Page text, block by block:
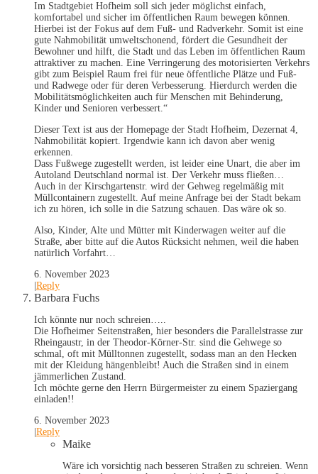
Im Stadtgebiet Hofheim soll sich jeder möglichst einfach,
komfortabel und sicher im öffentlichen Raum bewegen können.
Hierbei ist der Fokus auf dem Fuß- und Radverkehr. Somit ist eine
gute Nahmobilität umweltschonend, fördert die Gesundheit der
Bewohner und hilft, die Stadt und das Leben im öffentlichen Raum
attraktiver zu machen. Eine Verringerung des motorisierten Verkehrs
gibt zum Beispiel Raum frei für neue öffentliche Plätze und Fuß-
und Radwege oder für deren Verbesserung. Hierdurch werden die
Mobilitätsmöglichkeiten auch für Menschen mit Behinderung,
Kinder und Senioren verbessert.“
Dieser Text ist aus der Homepage der Stadt Hofheim, Dezernat 4,
Nahmobilität kopiert. Irgendwie kann ich davon aber wenig
erkennen.
Dass Fußwege zugestellt werden, ist leider eine Unart, die aber im
Autoland Deutschland normal ist. Der Verkehr muss fließen…
Auch in der Kirschgartenstr. wird der Gehweg regelmäßig mit
Müllcontainern zugestellt. Auf meine Anfrage bei der Stadt bekam
ich zu hören, ich solle in die Satzung schauen. Das wäre ok so.
Also, Kinder, Alte und Mütter mit Kinderwagen weiter auf die
Straße, aber bitte auf die Autos Rücksicht nehmen, weil die haben
natürlich Vorfahrt…
6. November 2023
Reply
Barbara Fuchs
Ich könnte nur noch schreien…..
Die Hofheimer Seitenstraßen, hier besonders die Parallelstrasse zur
Rheingaustr, in der Theodor-Körner-Str. sind die Gehwege so
schmal, oft mit Mülltonnen zugestellt, sodass man an den Hecken
mit der Kleidung hängenbleibt! Auch die Straßen sind in einem
jämmerlichen Zustand.
Ich möchte gerne den Herrn Bürgermeister zu einem Spaziergang
einladen!!
6. November 2023
Reply
Maike
Wäre ich vorsichtig nach besseren Straßen zu schreien. Wenn